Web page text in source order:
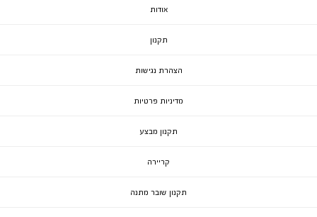
אודות
תקנון
הצהרת נגישות
מדיניות פרטיות
תקנון מבצע
קריירה
תקנון שובר מתנה